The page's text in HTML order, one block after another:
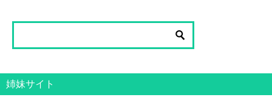
一
姉妹サイト